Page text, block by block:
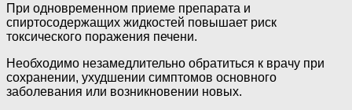
При одновременном приеме препарата и
спиртосодержащих жидкостей повышает риск
токсического поражения печени.
Необходимо незамедлительно обратиться к врачу при
сохранении, ухудшении симптомов основного
заболевания или возникновении новых.